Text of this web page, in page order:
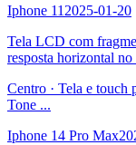
Iphone 11 2025-01-20
Tela LCD com
resposta horizontal
Centro · Tela e touch
Tone ...
Iphone 14 Pro Max